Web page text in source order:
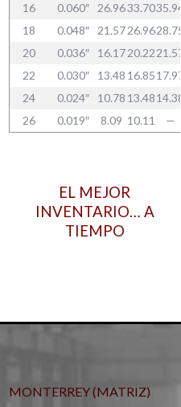
16
0.060″ 26.9633.7035.94
18
0.048″ 21.5726.9628.75
20
0.036″ 16.1720.2221.57
22
0.030″ 13.48 16.8517.97
24
0.024″ 10.78 13.4814.38
26
0.019″ 8.09 10.11 —
EL MEJOR
INVENTARIO… A
TIEMPO
MONTERREY (MATRIZ)